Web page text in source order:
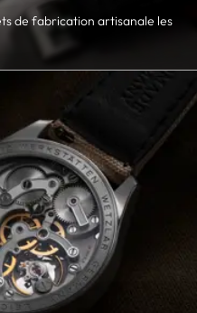
de fabrication artisanale les